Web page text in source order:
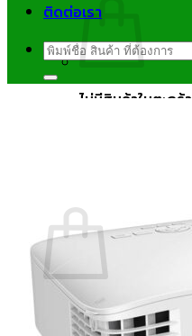
ไม่มีสินค้าในตะกร้า
ไม่มีสินค้าในตะกร้า
ติดต่อเรา
ค้นหา: